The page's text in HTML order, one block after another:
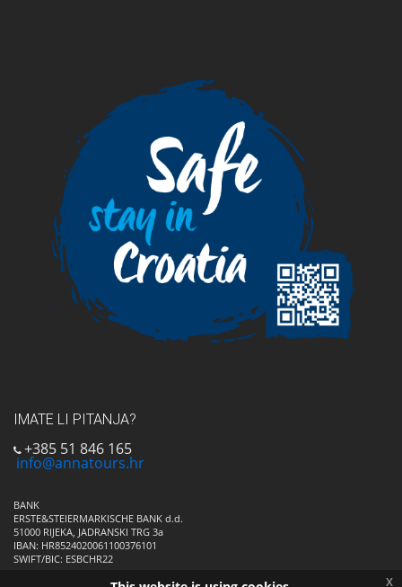
IMATE LI PITANJA?
+385 51 846 165
info@annatours.hr
BANK
ERSTE&STEIERMARKISCHE BANK d.d.
51000 RIJEKA, JADRANSKI TRG 3a
IBAN: HR8524020061100376101
SWIFT/BIC: ESBCHR22
x